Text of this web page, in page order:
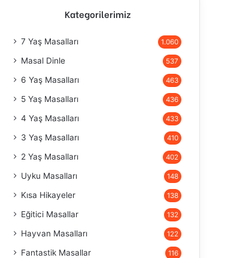
Kategorilerimiz
7 Yaş Masalları 1.060
Masal Dinle 537
6 Yaş Masalları 463
5 Yaş Masalları 436
4 Yaş Masalları 433
3 Yaş Masalları 410
2 Yaş Masalları 402
Uyku Masalları 148
Kısa Hikayeler 138
Eğitici Masallar 132
Hayvan Masalları 122
Fantastik Masallar 116